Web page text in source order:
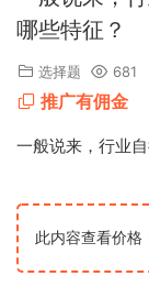
哪些特征？
选择题 681
推广有佣金
一般说来，行业
此内容查看价格